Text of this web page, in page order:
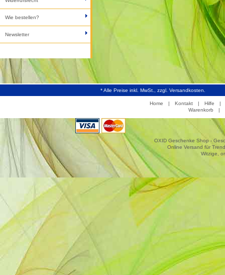
Wie bestellen?
Newsletter
* Alle Preise inkl. MwSt., zzgl. Versandkosten.
Home | Kontakt | Hilfe
|
Warenkorb
|
OXID Geschenke Shop -
Online Versand für
Witzige,